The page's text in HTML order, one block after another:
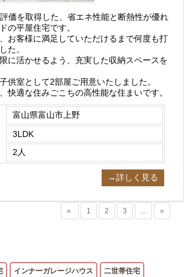
価を取得した、省エネ性能と断熱性が優れ
の平屋住宅です。
お客様に満足していただけるまで何度も打
た。
に活かせるよう、充実した収納スペースを
供室として2部屋ご用意いたしました。
快適な住みごこちの高性能な住まいです。
富山県富山市上野
3LDK
2人
→詳しく見る
« 1 2 3 »
インナーガレージハウス 二世帯住宅